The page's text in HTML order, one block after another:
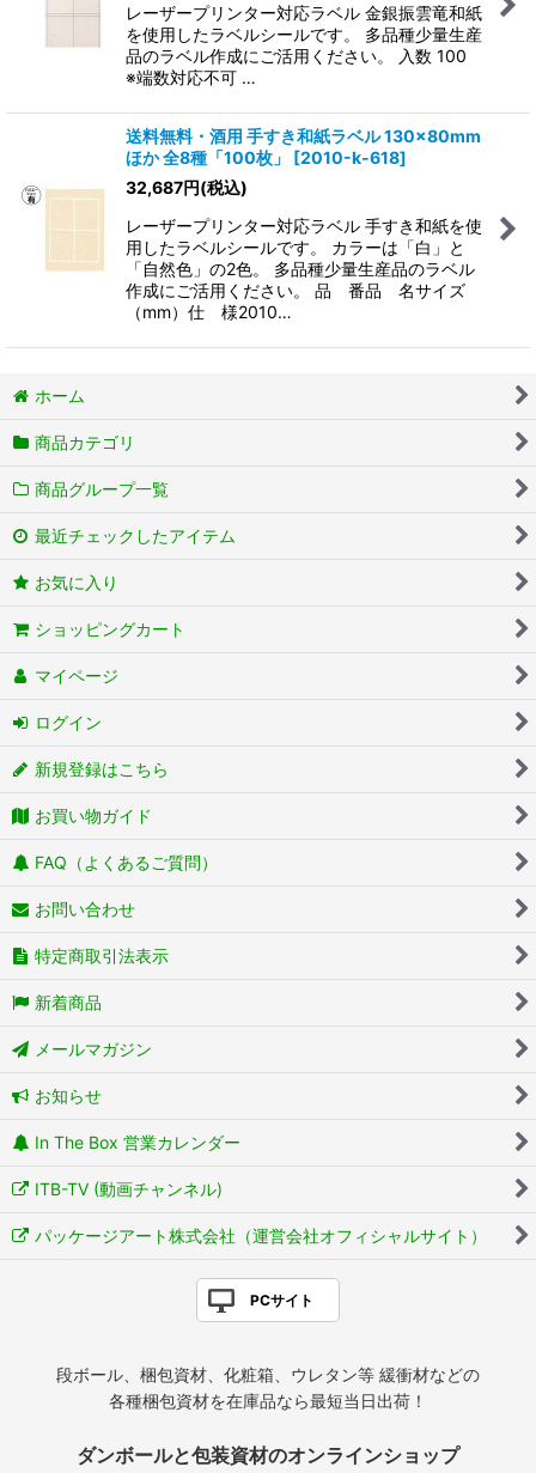
レーザープリンター対応ラベル 金銀振雲竜和紙
を使用したラベルシールです。 多品種少量生産
品のラベル作成にご活用ください。 入数 100
※端数対応不可 …
送料無料・酒用 手すき和紙ラベル 130×80mm
ほか 全8種「100枚」
[2010-k-618]
32,687円(税込)
レーザープリンター対応ラベル 手すき和紙を使
用したラベルシールです。 カラーは「白」と
「自然色」の2色。 多品種少量生産品のラベル
作成にご活用ください。 品 番品 名サイズ
（mm）仕 様2010…
ホーム
商品カテゴリ
商品グループ一覧
最近チェックしたアイテム
お気に入り
ショッピングカート
マイページ
ログイン
新規登録はこちら
お買い物ガイド
FAQ（よくあるご質問）
お問い合わせ
特定商取引法表示
新着商品
メールマガジン
お知らせ
In The Box 営業カレンダー
ITB-TV (動画チャンネル)
パッケージアート株式会社（運営会社オフィシャルサイト）
PCサイト
段ボール、梱包資材、化粧箱、ウレタン等 緩衝材などの
各種梱包資材を在庫品なら最短当日出荷！
ダンボールと包装資材のオンラインショップ